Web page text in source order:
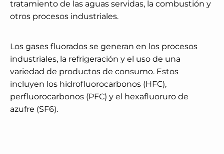
tratamiento de las aguas servidas, la combustión y
otros procesos industriales.
Los gases fluorados se generan en los procesos
industriales, la refrigeración y el uso de una
variedad de productos de consumo. Estos
incluyen los hidrofluorocarbonos (HFC),
perfluorocarbonos (PFC) y el hexafluoruro de
azufre (SF6).